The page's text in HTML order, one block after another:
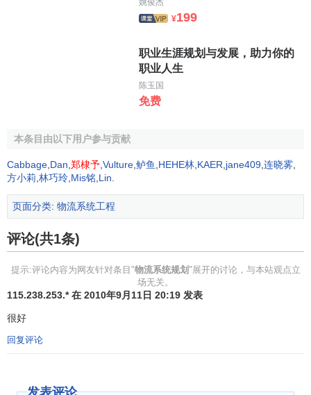
流园区规模和布局的规划。物流基地、物流中心、
三个层次的物流结点是省、市物流外结内连的不同规模、不
物流结点的规划是省、市物流运行合理化的重要基础。
物流系统的网络由点和线这两个基本要素组成。在物流
点上主要包括单一功能点、复合功能点和枢纽点,这三点在功
划、设计和管理的难度也逐渐加大。连接物流网络中的结点
络的线;物流基地、 物流中心 和物流园区都属于物流的点。
目前,有许多城市制定了物流发展规划，都对自己的物流
中心、物流基地和物流园区进行了规划。但是如果从物流运
作的功能整体和跨边界的特点来看,以城市的
来制定物流结点的规划具有局限性,可能会出现物流结点分布
过密或者物流结点的作用不大的情况。从而影响整体的物流
市场辐射区域或经济地理区域为基础对
物流结点进行发展战略规划,充分考虑 区域经济
能力。如珠江三角洲地区市场、长江三角洲地区市场、东北
地区和西南地区市场等。
开供应链这个大环境。物流就像是供应链体内的大动脉，研
姚俊杰
¥199
职业生涯规划与发展，助力你的
职业人生
陈玉国
免费
本条目由以下用户参与贡献
Cabbage Dan 郑棣予 Vulture 鲈鱼 HEHE林 KAER jane409 连晓雾
方小莉 林巧玲 Mis铭 Lin
页面分类: 物流系统工程
评论(共1条)
提示:评论内容为网友针对条目"物流系统规划 "展开的讨论，与本站观点立
场无关。
115.238.253.* 在 2010年9月11日 20:19 发表
很好
回复评论
发表评论